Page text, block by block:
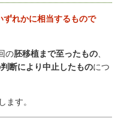
れかに相当するもので
の胚移植まで至ったもの
断により中止したものにつ
ます。